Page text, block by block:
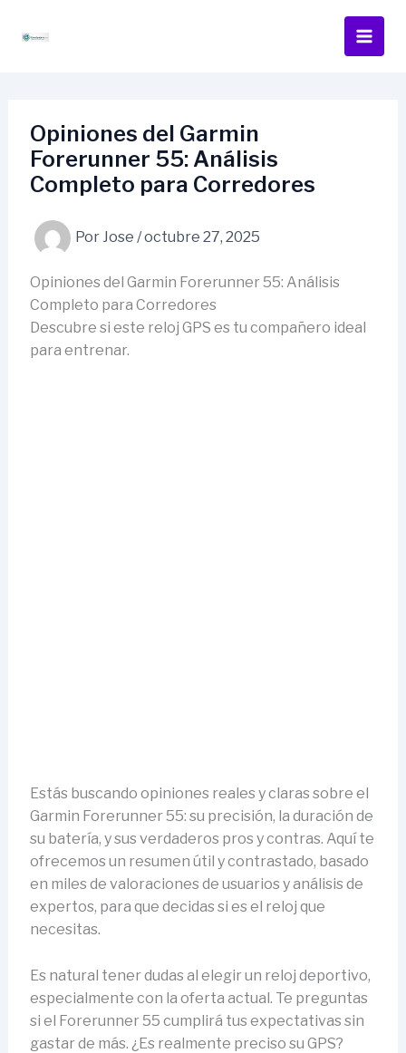
Opiniones del Garmin
Forerunner 55: Análisis
Completo para Corredores
PorJose /octubre 27, 2025
Opiniones del Garmin Forerunner 55: Análisis
Completo para Corredores
Descubre si este reloj GPS es tu compañero ideal
para entrenar.
Estás buscando opiniones reales y claras sobre el
Garmin Forerunner 55: su precisión, la duración de
su batería, y sus verdaderos pros y contras. Aquí te
ofrecemos un resumen útil y contrastado, basado
en miles de valoraciones de usuarios y análisis de
expertos, para que decidas si es el reloj que
necesitas.
Es natural tener dudas al elegir un reloj deportivo,
especialmente con la oferta actual. Te preguntas
si el Forerunner 55 cumplirá tus expectativas sin
gastar de más. ¿Es realmente preciso su GPS?